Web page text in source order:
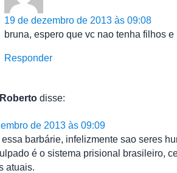
19 de dezembro de 2013 às 09:08
bruna, espero que vc nao tenha filhos
Responder
Roberto disse:
de 2013 às 09:09
essa barbárie, infelizmente sao seres
é o sistema prisional brasileiro,
atuais.